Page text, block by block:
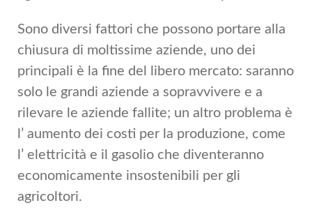
Sono diversi fattori che possono portare alla
chiusura di moltissime aziende, uno dei
principali è la fine del libero mercato: saranno
solo le grandi aziende a sopravvivere e a
rilevare le aziende fallite; un altro problema è
l’ aumento dei costi per la produzione, come
l’ elettricità e il gasolio che diventeranno
economicamente insostenibili per gli
agricoltori.